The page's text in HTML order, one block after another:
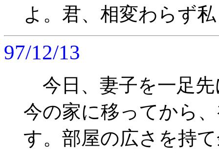
よ。君、相変わらず
97/12/13
今日、妻子を一足先
今の家に移ってから
す。部屋の広さを持